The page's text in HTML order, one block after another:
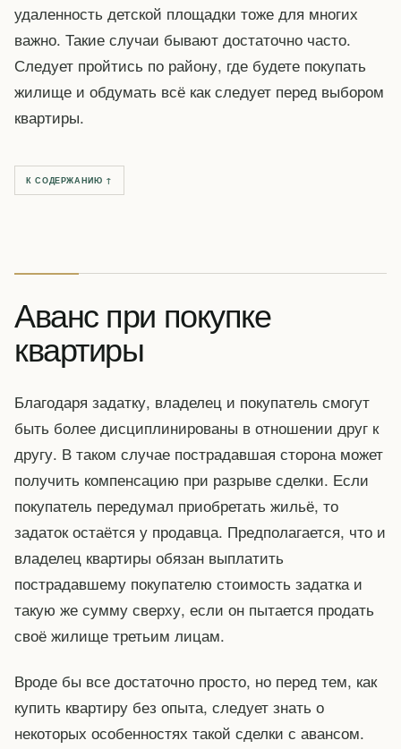
удаленность детской площадки тоже для многих
важно. Такие случаи бывают достаточно часто.
Следует пройтись по району, где будете покупать
жилище и обдумать всё как следует перед выбором
квартиры.
К СОДЕРЖАНИЮ ↑
Аванс при покупке
квартиры
Благодаря задатку, владелец и покупатель смогут
быть более дисциплинированы в отношении друг к
другу. В таком случае пострадавшая сторона может
получить компенсацию при разрыве сделки. Если
покупатель передумал приобретать жильё, то
задаток остаётся у продавца. Предполагается, что и
владелец квартиры обязан выплатить
пострадавшему покупателю стоимость задатка и
такую же сумму сверху, если он пытается продать
своё жилище третьим лицам.
Вроде бы все достаточно просто, но перед тем, как
купить квартиру без опыта, следует знать о
некоторых особенностях такой сделки с авансом.